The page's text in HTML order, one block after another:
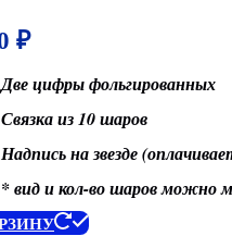
₽
Две цифры фольгированных
Связка из 10 шаров
Надпись на звезде
* вид и кол-во шаров можно